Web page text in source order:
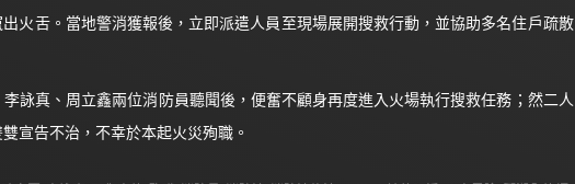
火舌。當地警消獲報後，立即派遣人員至現場展開搜救行動，並協助多名住戶疏散
詠真、周立鑫兩位消防員聽聞後，便奮不顧身再度進入火場執行搜救任務；然二人
宣告不治，不幸於本起火災殉職。